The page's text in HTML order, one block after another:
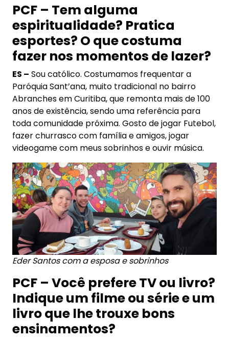
PCF – Tem alguma
espiritualidade? Pratica
esportes? O que costuma
fazer nos momentos de lazer?
ES – Sou católico. Costumamos frequentar a
Paróquia Sant’ana, muito tradicional no bairro
Abranches em Curitiba, que remonta mais de 100
anos de existência, sendo uma referência para
toda comunidade próxima. Gosto de jogar Futebol,
fazer churrasco com família e amigos, jogar
videogame com meus sobrinhos e ouvir música.
Eder Santos com a esposa e sobrinhos
PCF – Você prefere TV ou livro?
Indique um filme ou série e um
livro que lhe trouxe bons
ensinamentos?